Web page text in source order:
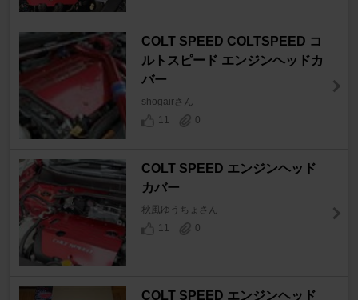
COLT SPEED COLTSPEED コ
ルトスピード エンジンヘッドカ
バー
shogairさん
11
0
COLT SPEED エンジンヘッド
カバー
秋風ゆうちょさん
11
0
COLT SPEED エンジンヘッド